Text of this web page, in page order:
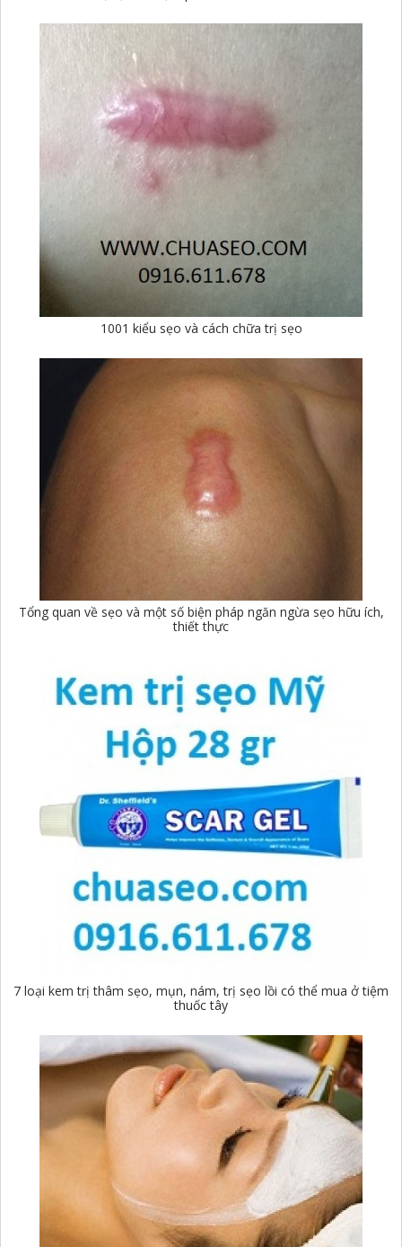
1001 kiểu sẹo và cách chữa trị sẹo
Tổng quan về sẹo và một số biện pháp ngăn ngừa sẹo hữu ích,
thiết thực
7 loại kem trị thâm sẹo, mụn, nám, trị sẹo lồi có thể mua ở tiệm
thuốc tây